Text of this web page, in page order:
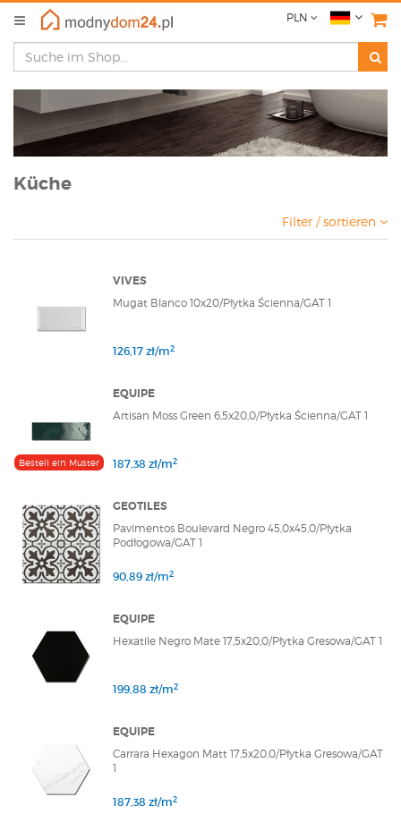
PLN
Küche
Filter / sortieren
VIVES
Mugat Blanco 10x20/Płytka Ścienna/GAT 1
126,17 zł/m2
Bestell ein Muster
EQUIPE
Artisan Moss Green 6,5x20,0/Płytka Ścienna/GAT 1
187,38 zł/m2
GEOTILES
Pavimentos Boulevard Negro 45,0x45,0/Płytka
Podłogowa/GAT 1
90,89 zł/m2
EQUIPE
Hexatile Negro Mate 17,5x20,0/Płytka Gresowa/GAT 1
199,88 zł/m2
EQUIPE
Carrara Hexagon Matt 17,5x20,0/Płytka Gresowa/GAT
1
187,38 zł/m2